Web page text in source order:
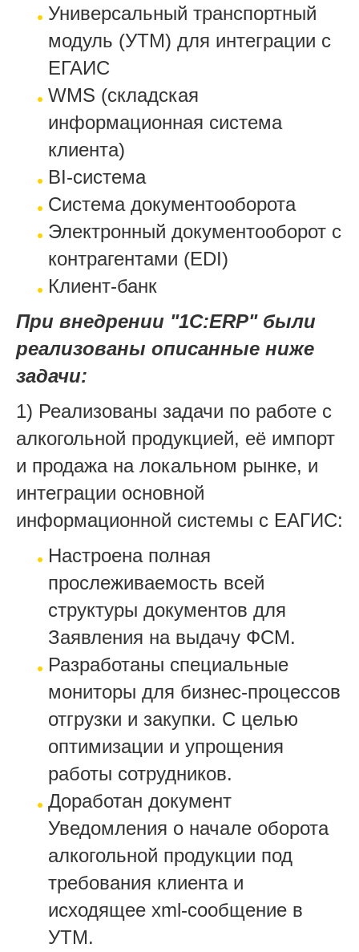
Универсальный транспортный
модуль (УТМ) для интеграции с
ЕГАИС
WMS (складская
информационная система
клиента)
BI-система
Система документооборота
Электронный документооборот с
контрагентами (EDI)
Клиент-банк
При внедрении "1С:ERP" были
реализованы описанные ниже
задачи:
1) Реализованы задачи по работе с
алкогольной продукцией, её импорт
и продажа на локальном рынке, и
интеграции основной
информационной системы с ЕАГИС:
Настроена полная
прослеживаемость всей
структуры документов для
Заявления на выдачу ФСМ.
Разработаны специальные
мониторы для бизнес-процессов
отгрузки и закупки. С целью
оптимизации и упрощения
работы сотрудников.
Доработан документ
Уведомления о начале оборота
алкогольной продукции под
требования клиента и
исходящее xml-сообщение в
УТМ.